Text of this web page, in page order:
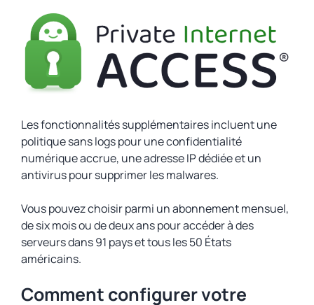
Les fonctionnalités supplémentaires incluent une
politique sans logs pour une confidentialité
numérique accrue, une adresse IP dédiée et un
antivirus pour supprimer les malwares.
Vous pouvez choisir parmi un abonnement mensuel,
de six mois ou de deux ans pour accéder à des
serveurs dans 91 pays et tous les 50 États
américains.
Comment configurer votre